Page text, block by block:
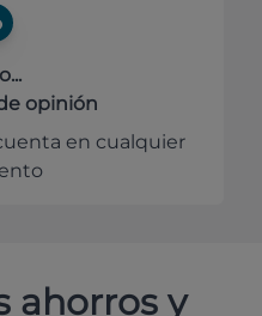
opinión
en cualquier
ahorros y